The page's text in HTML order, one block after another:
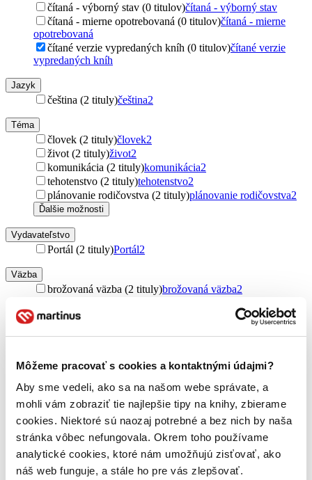
Môžeme pracovať s cookies a kontaktnými údajmi?
Aby sme vedeli, ako sa na našom webe správate, a
mohli vám zobraziť tie najlepšie tipy na knihy, zbierame
cookies. Niektoré sú naozaj potrebné a bez nich by naša
stránka vôbec nefungovala. Okrem toho používame
analytické cookies, ktoré nám umožňujú zisťovať, ako
náš web funguje, a stále ho pre vás zlepšovať.
čítaná - výborný stav (0 titulov)čítaná - výborný stav
čítaná - mierne opotrebovaná (0 titulov)čítaná - mierne
opotrebovaná
čítané verzie vypredaných kníh (0 titulov)čítané verzie
vypredaných kníh
Jazyk
čeština (2 tituly)čeština2
Téma
človek (2 tituly)človek2
život (2 tituly)život2
komunikácia (2 tituly)komunikácia2
tehotenstvo (2 tituly)tehotenstvo2
plánovanie rodičovstva (2 tituly)plánovanie rodičovstva2
Ďalšie možnosti
Vydavateľstvo
Portál (2 tituly)Portál2
Väzba
brožovaná väzba (2 tituly)brožovaná väzba2
Zúžiť výber
Bestsellery
Top hodnotené
Novinky
Najlacnejšie
Najvyššia zľava